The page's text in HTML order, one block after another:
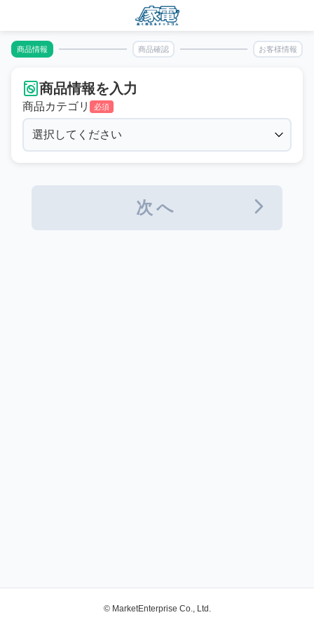
商品情報 商品確認 お客様情報
商品情報を入力
商品カテゴリ 必須
次へ
© MarketEnterprise Co., Ltd.